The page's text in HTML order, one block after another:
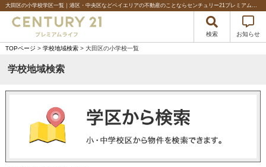
大田区の小学校学区一覧｜港区・中央区などベイエリアの不動産のことならセンチュリー21プレミアムライフ%
検索 お知らせ
TOPページ > 学校地域検索> 大田区の小学校一覧
学校地域検索